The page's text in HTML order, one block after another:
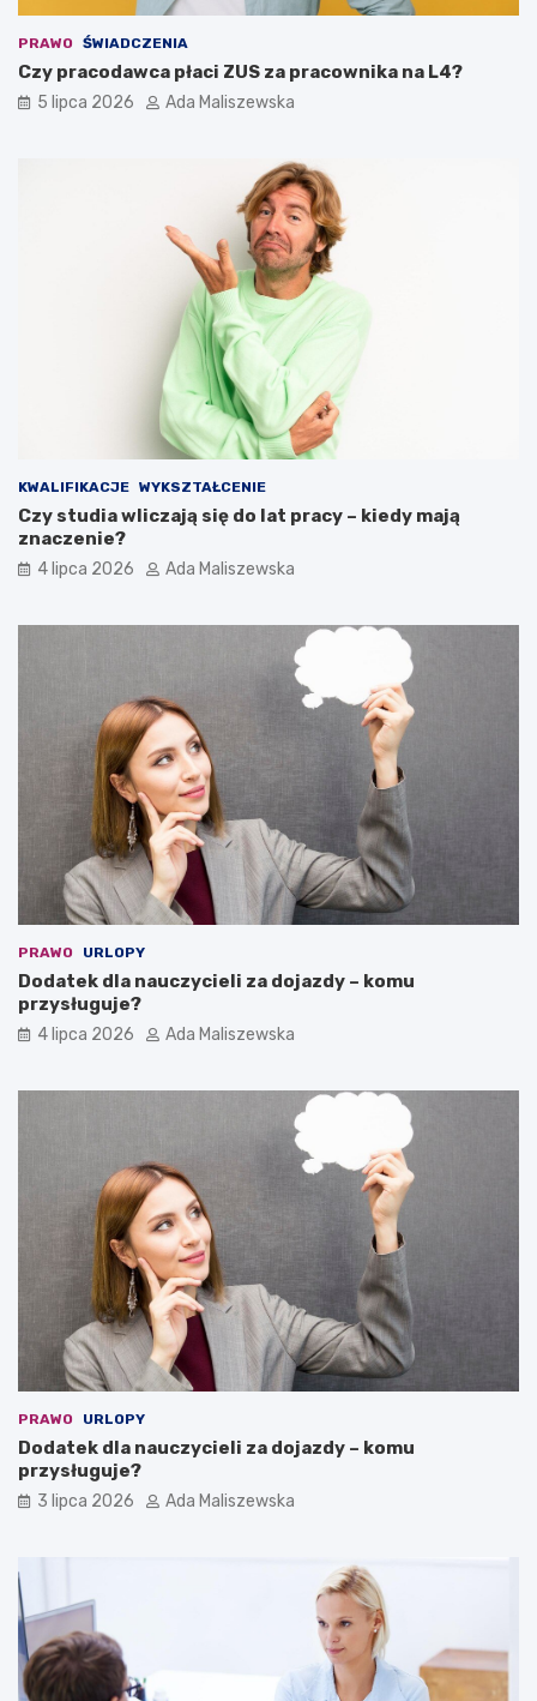
PRAWO ŚWIADCZENIA
Czy pracodawca płaci ZUS za pracownika na L4?
5 lipca 2026 Ada Maliszewska
KWALIFIKACJE WYKSZTAŁCENIE
Czy studia wliczają się do lat pracy – kiedy mają
znaczenie?
4 lipca 2026 Ada Maliszewska
PRAWO URLOPY
Dodatek dla nauczycieli za dojazdy – komu
przysługuje?
4 lipca 2026 Ada Maliszewska
PRAWO URLOPY
Dodatek dla nauczycieli za dojazdy – komu
przysługuje?
3 lipca 2026 Ada Maliszewska